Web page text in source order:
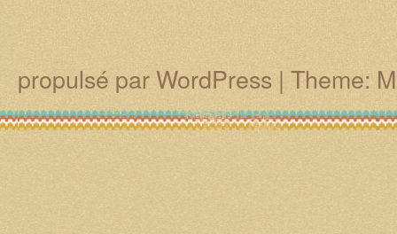
propulsé par WordPress| Theme: